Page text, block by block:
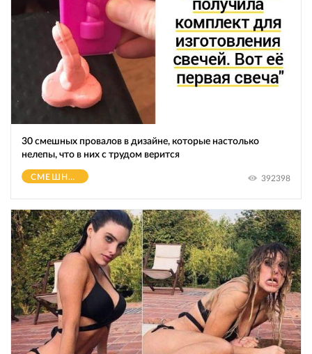
30 смешных провалов в дизайне, которые настолько
нелепы, что в них с трудом верится
СМЕШНОЕ 392398